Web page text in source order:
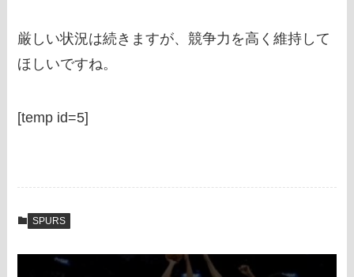
厳しい状況は続きますが、競争力を高く維持して
ほしいですね。
[temp id=5]
SPURS